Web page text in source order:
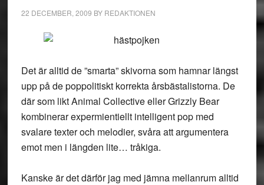
22 DECEMBER, 2009 BY REDAKTIONEN
Det är alltid de ”smarta” skivorna som hamnar längst
upp på de poppolitiskt korrekta årsbästalistorna. De
där som likt Animal Collective eller Grizzly Bear
kombinerar expermientiellt intelligent pop med
svalare texter och melodier, svåra att argumentera
emot men i längden lite… tråkiga.
Kanske är det därför jag med jämna mellanrum alltid